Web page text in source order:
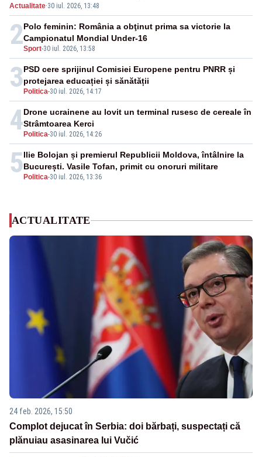
Actualitate·30 iul. 2026, 13:48
2Sport-30 iul. 2026, 13:58
Polo feminin: România a obţinut prima sa victorie la
Campionatul Mondial Under-16
3 Politica-30 iul. 2026, 14:17
PSD cere sprijinul Comisiei Europene pentru PNRR și
protejarea educației și sănătății
4 Politica-30 iul. 2026, 14:26
Drone ucrainene au lovit un terminal rusesc de cereale în
Strâmtoarea Kerci
5 Politica-30 iul. 2026, 13:36
Ilie Bolojan și premierul Republicii Moldova, întâlnire la
București. Vasile Tofan, primit cu onoruri militare
ACTUALITATE
24 feb. 2026, 15:50
Complot dejucat în Serbia: doi bărbați, suspectați că
plănuiau asasinarea lui Vučić